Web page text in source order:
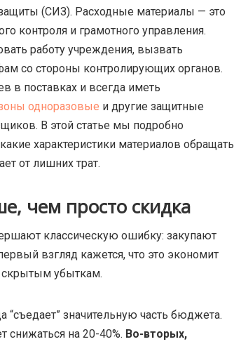
(СИЗ). Расходные материалы — это
контроля и грамотного управления.
работу учреждения, вызвать
со стороны контролирующих органов.
в поставках и всегда иметь
одноразовые и другие защитные
В этой статье мы подробно
характеристики материалов обращать
от лишних трат.
чем просто скидка
классическую ошибку: закупают
взгляд кажется, что это экономит
скрытым убыткам.
“съедает” значительную часть бюджета.
снижаться на 20-40%. Во-вторых,